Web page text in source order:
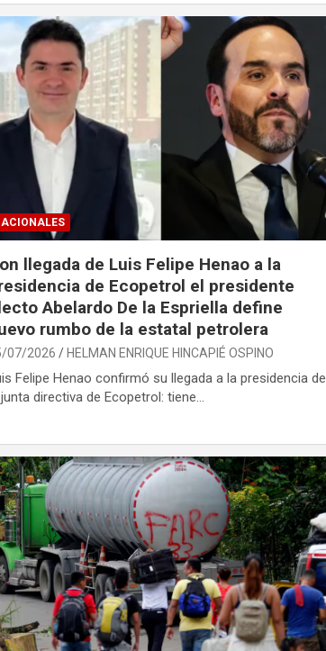
llegada de Luis Felipe Henao a la
de Ecopetrol el presidente
Abelardo De la Espriella define
rumbo de la estatal petrolera
07/2026 HELMAN ENRIQUE HINCAPIÉ OSPINO
Felipe Henao confirmó su llegada a la presidencia de
directiva de Ecopetrol: tiene…